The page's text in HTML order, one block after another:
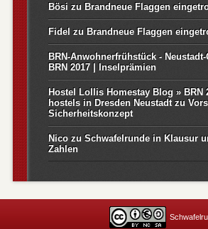
Bösi zu Brandneue Flaggen
Fidel zu Brandneue Flaggen
BRN-Anwohnerfrühstück -
BRN 2017 | Inselprämien
Hostel Lollis Homestay Blog » BRN
hostels in Dresden Neustadtzu
Sicherheitskonzept
Nicozu Schwafelrunde in Klausur
Zahlen